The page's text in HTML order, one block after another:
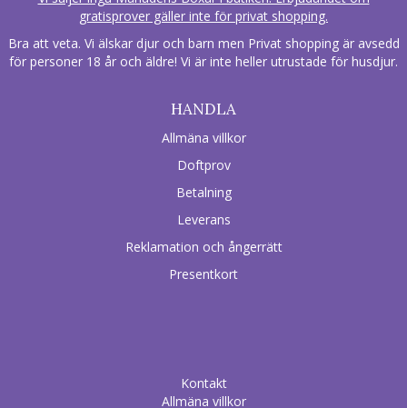
gratisprover gäller inte för privat shopping.
Bra att veta. Vi älskar djur och barn men Privat shopping är avsedd
för personer 18 år och äldre! Vi är inte heller utrustade för husdjur.
HANDLA
Allmäna villkor
Doftprov
Betalning
Leverans
Reklamation och ångerrätt
Presentkort
Kontakt
Allmäna villkor